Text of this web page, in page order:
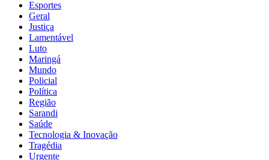
Esportes
Geral
Justiça
Lamentável
Luto
Maringá
Mundo
Policial
Política
Região
Sarandi
Saúde
Tecnologia & Inovação
Tragédia
Urgente